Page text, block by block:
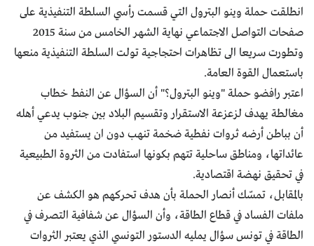
انطلقت حملة وينو البترول التي قسمت رأسي السلطة التنفيذية على
صفحات التواصل الاجتماعي نهاية الشهر الخامس من سنة 2015
وتطورت سريعا الى تظاهرات احتجاجية تولت السلطة التنفيذية منعها
باستعمال القوة العامة.
اعتبر رافضو حملة "وينو البترول؟" أن السؤال عن النفط خطاب
مغالطة يهدف لزعزعة الاستقرار وتقسيم البلاد بين جنوب يدعي أهله
أن بباطن أرضه ثروات نفطية ضخمة تنهب دون ان يستفيد من
عائداتها، ومناطق ساحلية تتهم بكونها استفادت من الثروة الطبيعية
في تحقيق نهضة اقتصادية.
بالمقابل، تمسّك أنصار الحملة بأن هدف تحركهم هو الكشف عن
ملفات الفساد في قطاع الطاقة، وأن السؤال عن شفافية التصرف في
الطاقة في تونس سؤال يمليه الدستور التونسي الذي يعتبر الثروات